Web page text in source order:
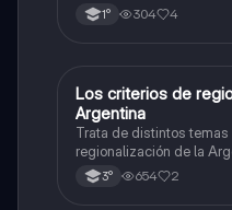
1° 304 4
Geografía
Los criterios de
Argentina
Trata de distintos
regionalización de la
3° 654 2